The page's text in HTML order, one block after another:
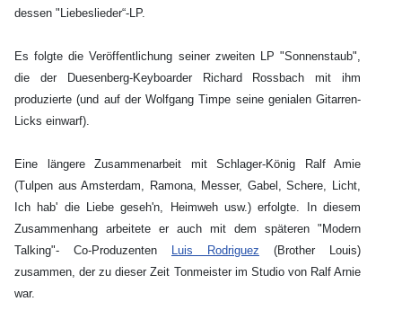
dessen "Liebeslieder“-LP.
Es folgte die Veröffentlichung seiner zweiten LP "Sonnenstaub",
die der Duesenberg-Keyboarder Richard Rossbach mit ihm
produzierte (und auf der Wolfgang Timpe seine genialen Gitarren-
Licks einwarf).
Eine längere Zusammenarbeit mit Schlager-König Ralf Amie
(Tulpen aus Amsterdam, Ramona, Messer, Gabel, Schere, Licht,
Ich hab' die Liebe geseh'n, Heimweh usw.) erfolgte. In diesem
Zusammenhang arbeitete er auch mit dem späteren "Modern
Talking"- Co-Produzenten
Luis Rodriguez (Brother Louis)
zusammen, der zu dieser Zeit Tonmeister im Studio von Ralf Arnie
war.